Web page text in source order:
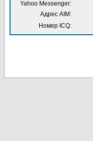
Yahoo Messenger:
Адрес AIM:
Номер ICQ: